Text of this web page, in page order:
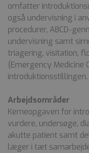
omfatter
også undervisning i
procedurer, ABCD-
undervisning samt
triagering, visitation,
(Emergency Medicine
introduktionsstillingen.
Arbejdsområder
Kerneopgaven for
vurdere, undersøge,
akutte patient samt
læger i tæt